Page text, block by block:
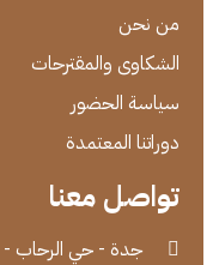
من نحن
الشكاوى والمقترحات
سياسة الحضور
دوراتنا المعتمدة
تواصل معنا
جدة - حي الرحاب